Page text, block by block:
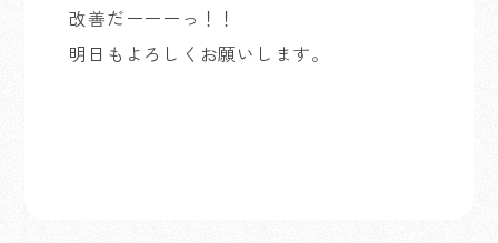
改善だーーーっ！！
明日もよろしくお願いします。